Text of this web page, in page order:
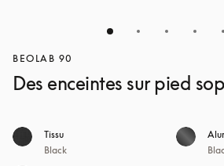
BEOLAB 90
Des enceintes sur pied
Tissu
Black